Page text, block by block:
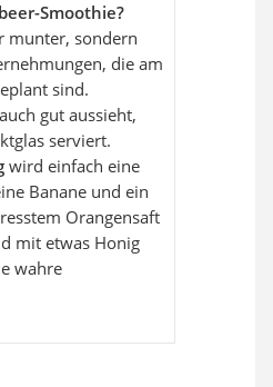
Smoothie?
munter, sondern
die am
sind.
gut aussieht,
serviert.
wird einfach eine
Banane und ein
Orangensaft
mit etwas Honig
wahre